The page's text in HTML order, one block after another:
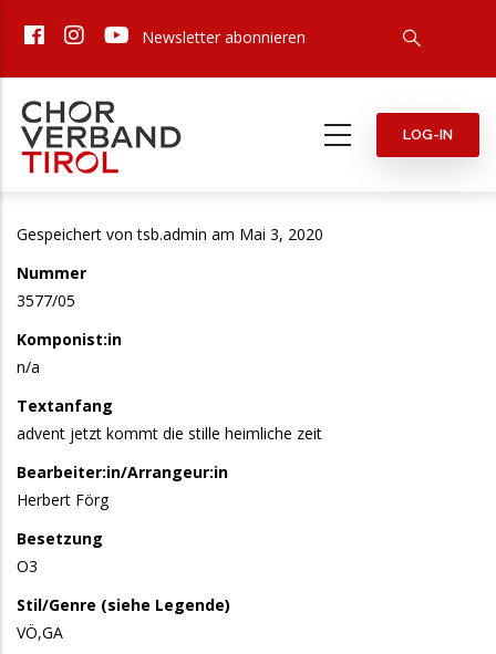
zum
Newsletter abonnieren
LOG-IN
Gespeichert vontsb.admin am Mai 3, 2020
Nummer
3577/05
Komponist:in
n/a
Textanfang
advent jetzt kommt die stille heimliche zeit
Bearbeiter:in/Arrangeur:in
Herbert Förg
Besetzung
O3
Stil/Genre (siehe Legende)
VÖ,GA